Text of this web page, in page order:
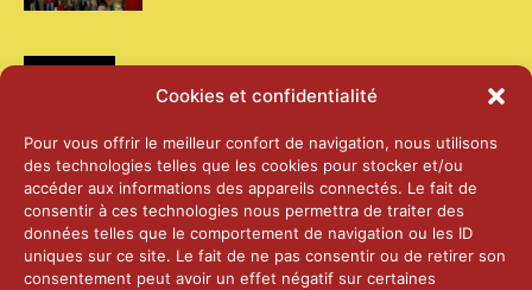
Cookies et confidentialité
Pour vous offrir le meilleur confort de navigation, nous utilisons
des technologies telles que les cookies pour stocker et/ou
accéder aux informations des appareils connectés. Le fait de
consentir à ces technologies nous permettra de traiter des
données telles que le comportement de navigation ou les ID
uniques sur ce site. Le fait de ne pas consentir ou de retirer son
consentement peut avoir un effet négatif sur certaines
2026 – Laiterie d’Orsières et Abbaye de St-
Maurice
25 juin 2026
2025 – Palais Fédéral – Berne
25 juin 2026